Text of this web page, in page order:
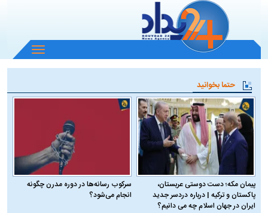
باز
و
منو
حتما بخوانید
پیمان مکه؛ دست دوستی عربستان،
پاکستان و ترکیه | درباره دردسر جدید
ایران در جهان اسلام چه می دانیم؟
سرکوب رسانه‌ها در دوره مدرن چگونه
انجام می‌شود؟